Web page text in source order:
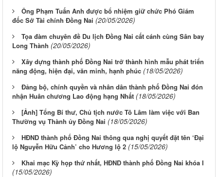
Ông Phạm Tuấn Anh được bổ nhiệm giữ chức Phó Giám
đốc Sở Tài chính Đồng Nai (20/05/2026)
Tọa đàm chuyên đề Du lịch Đồng Nai cất cánh cùng Sân bay
Long Thành (20/05/2026)
Xây dựng thành phố Đồng Nai trở thành hình mẫu phát triển
năng động, hiện đại, văn minh, hạnh phúc (18/05/2026)
Đảng bộ, chính quyền và nhân dân thành phố Đồng Nai đón
nhận Huân chương Lao động hạng Nhất (18/05/2026)
[Ảnh] Tổng Bí thư, Chủ tịch nước Tô Lâm làm việc với Ban
Thường vụ Thành ủy Đồng Nai (18/05/2026)
HĐND thành phố Đồng Nai thông qua nghị quyết đặt tên ‘Đại
lộ Nguyễn Hữu Cảnh’ cho Hương lộ 2 (15/05/2026)
Khai mạc Kỳ họp thứ nhất, HĐND thành phố Đồng Nai khóa I
(15/05/2026)